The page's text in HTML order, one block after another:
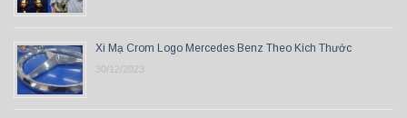
Xi Mạ Crom Logo Mercedes Benz Theo Kích Thước
30/12/2023